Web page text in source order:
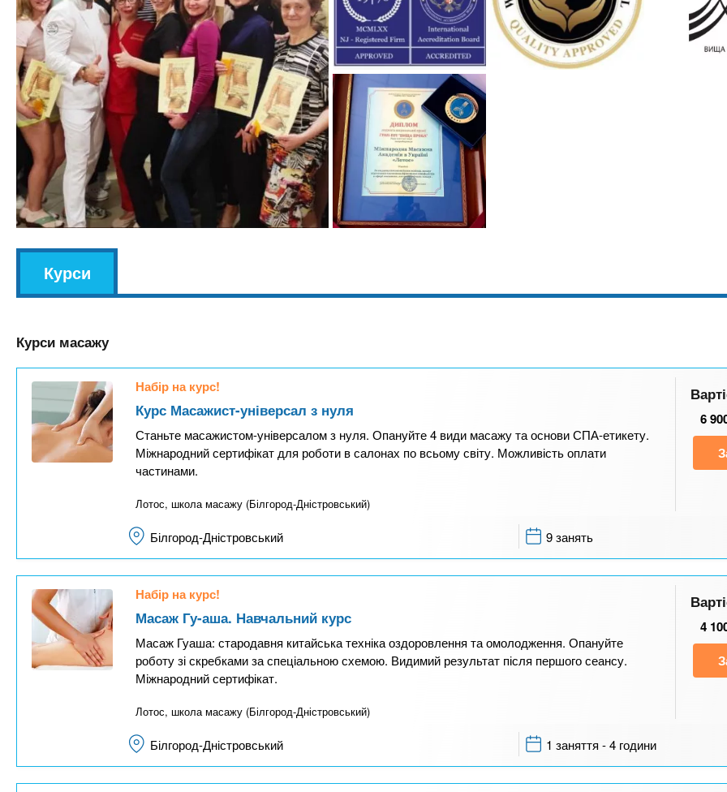
l
Курси
(
а
т
и
в
н
а
в
д
к
а
)
Курси масажу
Набір на курс!
Курс Масажист-універсал з нуля
Станьте масажистом-універсалом з нуля. Опануйте 4 види масажу та основи СПА-етикету.
Міжнародний сертифікат для роботи в салонах по всьому світу. Можливість оплати
частинами.
Лотос, школа масажу (Білгород-Дністровський)
6
Білгород-Дністровський 9 занять
Набір на курс!
Масаж Гу-аша. Навчальний курс
Масаж Гуаша: стародавня китайська техніка оздоровлення та омолодження. Опануйте
роботу зі скребками за спеціальною схемою. Видимий результат після першого сеансу.
Міжнародний сертифікат.
Лотос, школа масажу (Білгород-Дністровський)
4
Білгород-Дністровський 1 заняття - 4 години